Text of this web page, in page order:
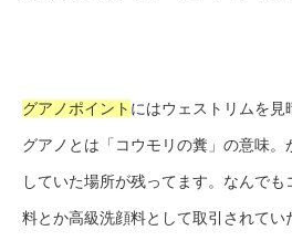
グアノポイント にはウェストリムを見
グアノとは「コウモリの糞」の意味。
していた場所が残ってます。なんで
料とか高級洗顔料として取引されて